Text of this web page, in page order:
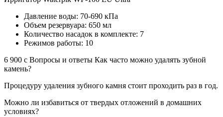
Давление воды: 70-690 кПа
Объем резервуара: 650 мл
Количество насадок в комплекте: 7
Режимов работы: 10
6 900 c Вопросы и ответы Как часто можно удалять зубной
камень?
Процедуру удаления зубного камня стоит проходить раз в год.
Можно ли избавиться от твердых отложений в домашних
условиях?